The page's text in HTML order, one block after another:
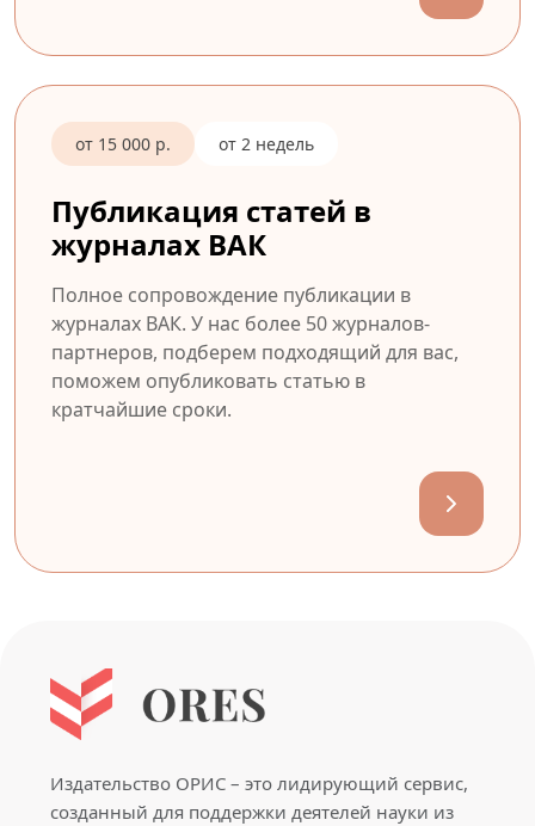
от 15 000 р. от 2 недель
Публикация статей в
журналах ВАК
Полное сопровождение публикации в
журналах ВАК. У нас более 50 журналов-
партнеров, подберем подходящий для вас,
поможем опубликовать статью в
кратчайшие сроки.
Издательство ОРИС – это лидирующий сервис,
созданный для поддержки деятелей науки из